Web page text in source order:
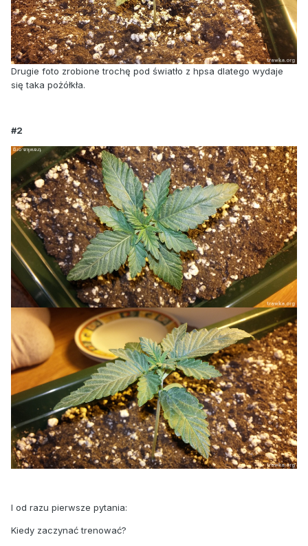
Drugie foto zrobione trochę pod światło z hpsa dlatego wydaje
się taka pożółkła.
#2
I od razu pierwsze pytania:
Kiedy zaczynać trenować?